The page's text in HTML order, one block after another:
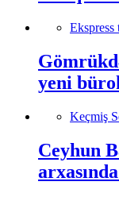
Ekspress
yeni
Keçmiş
Ceyhun